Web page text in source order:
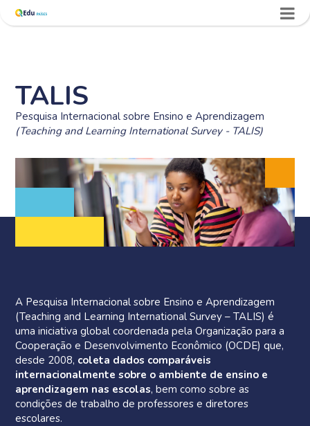
TALIS
Pesquisa Internacional sobre Ensino e Aprendizagem
(Teaching and Learning International Survey - TALIS)
A Pesquisa Internacional sobre Ensino e Aprendizagem
(Teaching and Learning International Survey – TALIS) é
uma iniciativa global coordenada pela Organização para a
Cooperação e Desenvolvimento Econômico (OCDE) que,
desde 2008, coleta dados comparáveis
internacionalmente sobre o ambiente de ensino e
aprendizagem nas escolas, bem como sobre as
condições de trabalho de professores e diretores
escolares.